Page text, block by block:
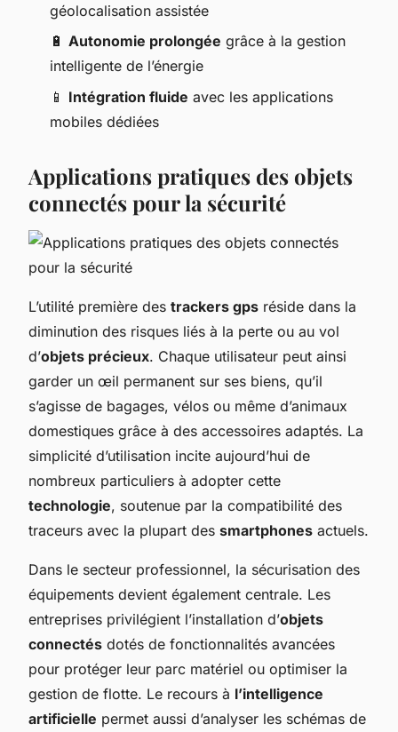
géolocalisation assistée
🔋 Autonomie prolongée grâce à la gestion
intelligente de l’énergie
📱 Intégration fluide avec les applications
mobiles dédiées
Applications pratiques des objets
connectés pour la sécurité
L’utilité première des trackers gps réside dans la
diminution des risques liés à la perte ou au vol
d’objets précieux. Chaque utilisateur peut ainsi
garder un œil permanent sur ses biens, qu’il
s’agisse de bagages, vélos ou même d’animaux
domestiques grâce à des accessoires adaptés. La
simplicité d’utilisation incite aujourd’hui de
nombreux particuliers à adopter cette
technologie, soutenue par la compatibilité des
traceurs avec la plupart des smartphones actuels.
Dans le secteur professionnel, la sécurisation des
équipements devient également centrale. Les
entreprises privilégient l’installation d’objets
connectés dotés de fonctionnalités avancées
pour protéger leur parc matériel ou optimiser la
gestion de flotte. Le recours à l’intelligence
artificielle permet aussi d’analyser les schémas de